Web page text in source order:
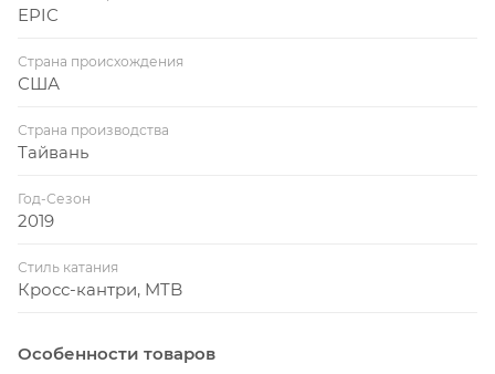
виброгашение у рам всех размеров будут
абсолютно идентичными.
EPIC
Страна происхождения
США
Страна производства
Тайвань
Год-Сезон
2019
Стиль катания
Кросс-кантри, MTB
Особенности товаров